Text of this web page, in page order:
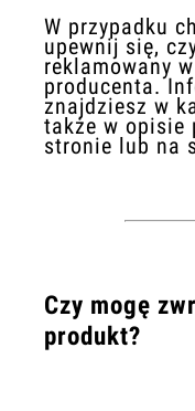
W przypadku
upewnij się,
reklamowany
producenta.
znajdziesz w
także w opisie
stronie lub na
Czy mogę
produkt?